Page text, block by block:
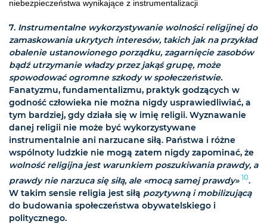
niebezpieczeństwa wynikające z instrumentalizacji
7. Instrumentalne wykorzystywanie wolności religijnej do
zamaskowania ukrytych interesów, takich jak na przykład
obalenie ustanowionego porządku, zagarnięcie zasobów
bądź utrzymanie władzy przez jakąś grupę, może
spowodować ogromne szkody w społeczeństwie.
Fanatyzmu, fundamentalizmu, praktyk godzących w
godność człowieka nie można nigdy usprawiedliwiać, a
tym bardziej, gdy działa się w imię religii. Wyznawanie
danej religii nie może być wykorzystywane
instrumentalnie ani narzucane siłą. Państwa i różne
wspólnoty ludzkie nie mogą zatem nigdy zapominać, że
wolność religijna jest warunkiem poszukiwania prawdy, a
prawdy nie narzuca się siłą, ale «mocą samej prawdy» 10.
W takim sensie religia jest siłą pozytywną i mobilizującą
do budowania społeczeństwa obywatelskiego i
politycznego.